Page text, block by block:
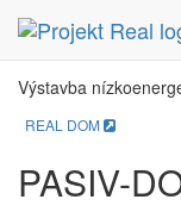
REAL
Výstavba
REAL DOM
PASIV-